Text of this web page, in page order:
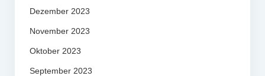
Dezember 2023
November 2023
Oktober 2023
September 2023